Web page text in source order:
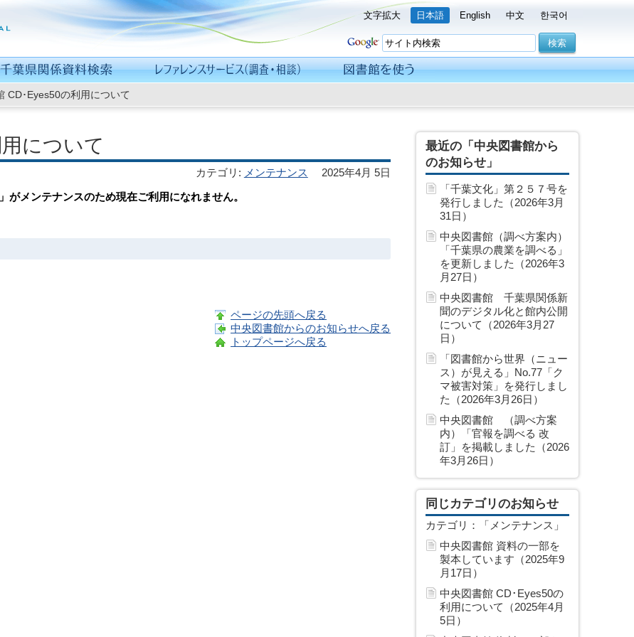
文字拡大 日本語 English 中文 한국어
CD･Eyes50の利用について
について
カテゴリ : メンテナンス
2025年4月 5日
メンテナンスのため現在ご利用になれません。
ページの先頭へ戻る
中央図書館からのお知らせへ戻る
トップページへ戻る
最近の「中央図書館から
のお知らせ」
「千葉文化」第２５７号を
発行しました（2026年3月
31日）
中央図書館（調べ方案内）
「千葉県の農業を調べる」
を更新しました（2026年3
月27日）
中央図書館 千葉県関係新
聞のデジタル化と館内公開
について（2026年3月27
日）
「図書館から世界（ニュー
ス）が見える」No.77「ク
マ被害対策」を発行しまし
た（2026年3月26日）
中央図書館 （調べ方案
内）「官報を調べる 改
訂」を掲載しました（2026
年3月26日）
同じカテゴリのお知らせ
カテゴリ：「メンテナンス」
中央図書館 資料の一部を
製本しています（2025年9
月17日）
中央図書館 CD･Eyes50の
利用について（2025年4月
5日）